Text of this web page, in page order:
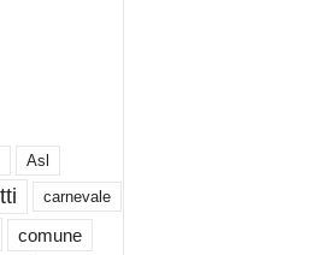
Asl
carnevale
comune